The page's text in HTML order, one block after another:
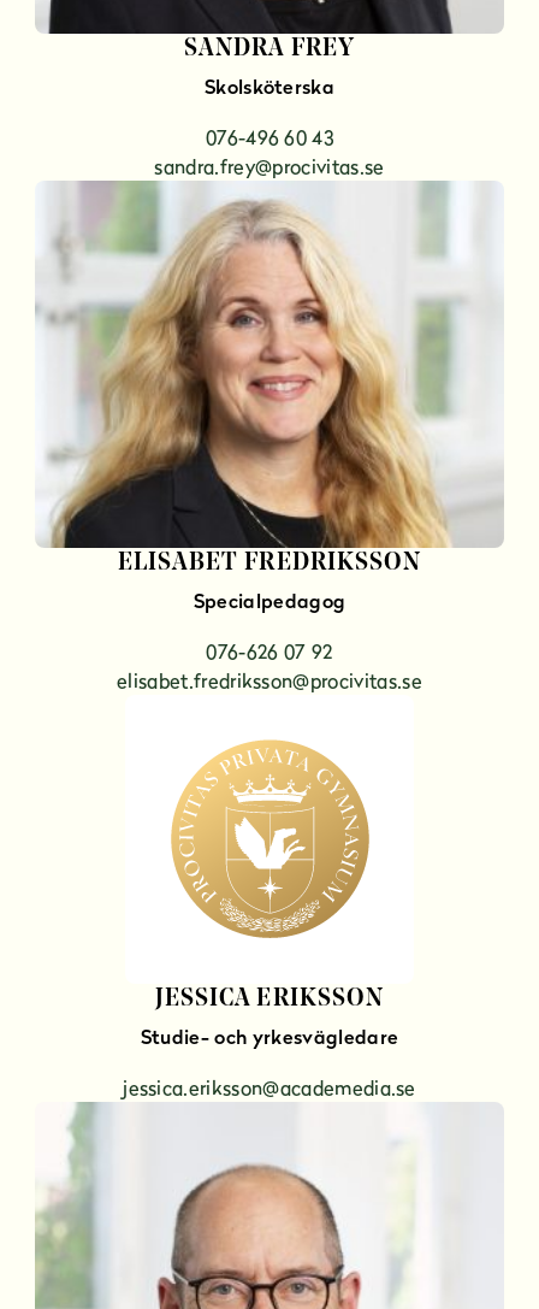
SANDRA FREY
Skolsköterska
076-496 60 43
sandra.frey@procivitas.se
ELISABET FREDRIKSSON
Specialpedagog
076-626 07 92
elisabet.fredriksson@procivitas.se
JESSICA ERIKSSON
Studie- och yrkesvägledare
jessica.eriksson@academedia.se